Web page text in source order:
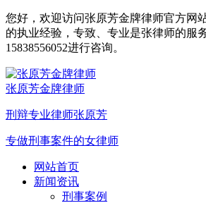
您好，欢迎访问张原芳金牌律师官方网
的执业经验，专致、专业是张律师的服
15838556052进行咨询。
张原芳金牌律师
刑辩专业律师张原芳
专做刑事案件的女律师
网站首页
新闻资讯
刑事案例